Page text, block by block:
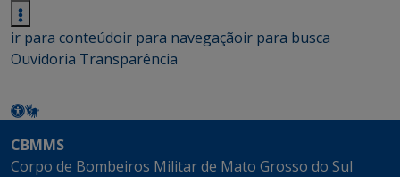
ir para conteúdoir para navegaçãoir para busca
Ouvidoria Transparência
CBMMS
Corpo de Bombeiros Militar de Mato Grosso do Sul